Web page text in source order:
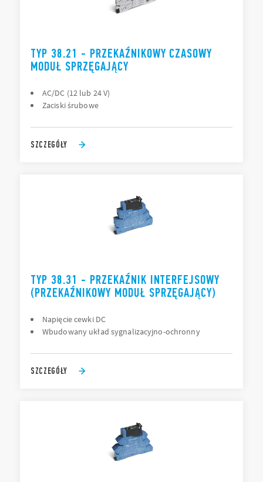
TYP 38.21 - PRZEKAŹNIKOWY CZASOWY
MODUŁ SPRZĘGAJĄCY
AC/DC (12 lub 24 V)
Zaciski śrubowe
SZCZEGÓŁY
TYP 38.31 - PRZEKAŹNIK INTERFEJSOWY
(PRZEKAŹNIKOWY MODUŁ SPRZĘGAJĄCY)
Napięcie cewki DC
Wbudowany układ sygnalizacyjno-ochronny
SZCZEGÓŁY